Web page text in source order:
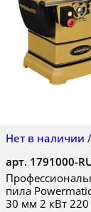
Нет в наличии
арт. 1791000-
пила
30 мм 2 кВт